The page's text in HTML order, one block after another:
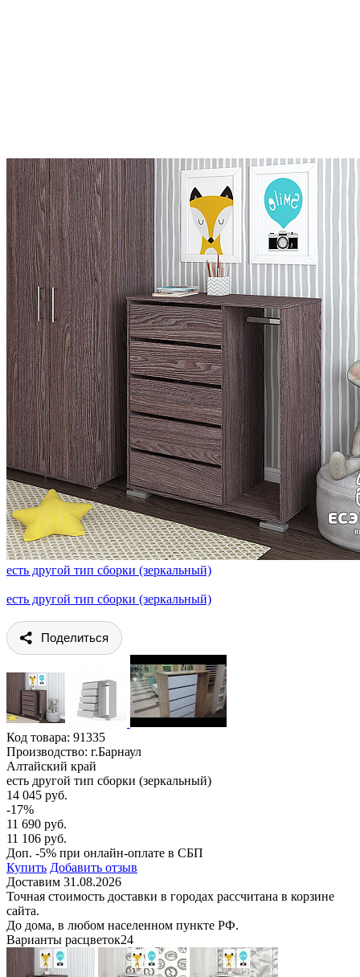
есть другой тип сборки (зеркальный)
есть другой тип сборки (зеркальный)
Поделиться
Код товара: 91335
Производство: г.Барнаул
Алтайский край
есть другой тип сборки (зеркальный)
14 045 руб.
-17%
11 690 руб.
11 106 руб.
Доп. -5% при онлайн-оплате в СБП
Купить Добавить отзыв
Доставим 31.08.2026
Точная стоимость доставки в городах рассчитана в корзине
сайта.
До дома, в любом населенном пункте РФ.
Варианты расцветок24